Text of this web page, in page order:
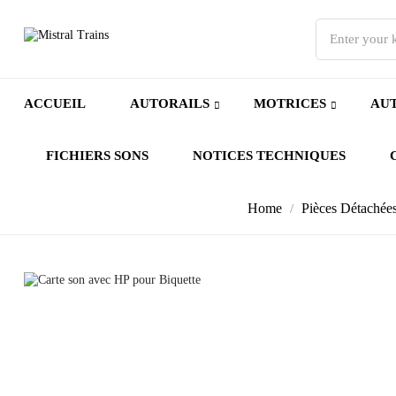
ACCUEIL AUTORAILS MOTRICES
FICHIERS SONS NOTICES TECHNIQUES
Home Pièces